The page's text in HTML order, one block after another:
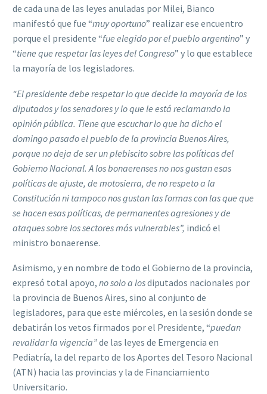
de cada una de las leyes anuladas por Milei, Bianco
manifestó que fue “muy oportuno” realizar ese encuentro
porque el presidente “fue elegido por el pueblo argentino” y
“tiene que respetar las leyes del Congreso” y lo que establece
la mayoría de los legisladores.
“El presidente debe respetar lo que decide la mayoría de los
diputados y los senadores y lo que le está reclamando la
opinión pública. Tiene que escuchar lo que ha dicho el
domingo pasado el pueblo de la provincia Buenos Aires,
porque no deja de ser un plebiscito sobre las políticas del
Gobierno Nacional. A los bonaerenses no nos gustan esas
políticas de ajuste, de motosierra, de no respeto a la
Constitución ni tampoco nos gustan las formas con las que que
se hacen esas políticas, de permanentes agresiones y de
ataques sobre los sectores más vulnerables”, indicó el
ministro bonaerense.
Asimismo, y en nombre de todo el Gobierno de la provincia,
expresó total apoyo, no solo a losdiputados nacionales por
la provincia de Buenos Aires, sino al conjunto de
legisladores, para que este miércoles, en la sesión donde se
debatirán los vetos firmados por el Presidente, “puedan
revalidar la vigencia”de las leyes de Emergencia en
Pediatría, la del reparto de los Aportes del Tesoro Nacional
(ATN) hacia las provincias y la de Financiamiento
Universitario.